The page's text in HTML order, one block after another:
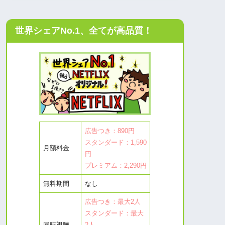
世界シェアNo.1、全てが高品質！
月額料金
広告つき：890円
スタンダード：1,590
円
プレミアム：2,290円
無料期間 なし
広告つき：最大2人
スタンダード：最大